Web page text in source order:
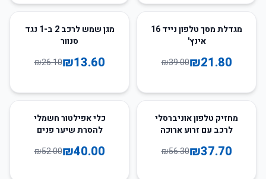
44%
מגדלת מסך טלפון נייד 16
אינץ'
₪21.80
₪39.00
48
מגן שמש לרכב 2 ב-1 נגד
סנוור
₪13.60
₪26.10
33
מחזיק טלפון אוניברסלי
לרכב עם זרוע ארוכה
₪37.70
₪56.30
כלי אפילטור חשמלי
להסרת שיער פנים
₪40.00
₪52.00